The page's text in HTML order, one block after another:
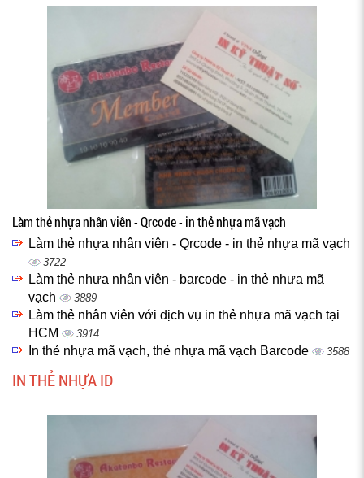
Làm thẻ nhựa nhân viên - Qrcode - in thẻ nhựa mã vạch
Làm thẻ nhựa nhân viên - Qrcode - in thẻ nhựa mã vạch
3722
Làm thẻ nhựa nhân viên - barcode - in thẻ nhựa mã
vạch
3889
Làm thẻ nhân viên với dịch vụ in thẻ nhựa mã vạch tại
HCM
3914
In thẻ nhựa mã vạch, thẻ nhựa mã vạch Barcode 3588
IN THẺ NHỰA ID